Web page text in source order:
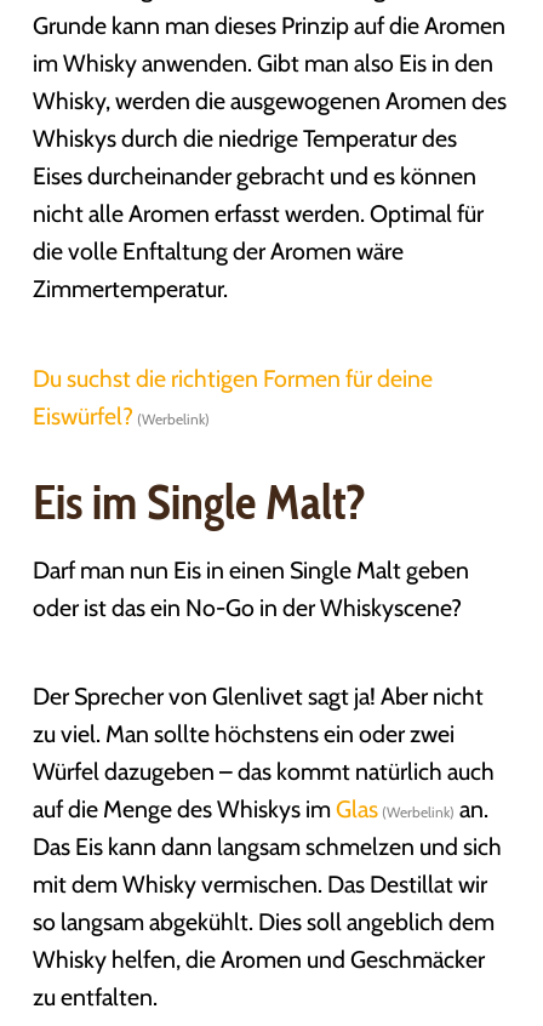
Grunde kann man dieses Prinzip auf die Aromen
im Whisky anwenden. Gibt man also Eis in den
Whisky, werden die ausgewogenen Aromen des
Whiskys durch die niedrige Temperatur des
Eises durcheinander gebracht und es können
nicht alle Aromen erfasst werden. Optimal für
die volle Enftaltung der Aromen wäre
Zimmertemperatur.
Du suchst die richtigen Formen für deine
Eiswürfel?
Eis im Single Malt?
Darf man nun Eis in einen Single Malt geben
oder ist das ein No-Go in der Whiskyscene?
Der Sprecher von Glenlivet sagt ja! Aber nicht
zu viel. Man sollte höchstens ein oder zwei
Würfel dazugeben – das kommt natürlich auch
auf die Menge des Whiskys imGlas
an.
Das Eis kann dann langsam schmelzen und sich
mit dem Whisky vermischen. Das Destillat wir
so langsam abgekühlt. Dies soll angeblich dem
Whisky helfen, die Aromen und Geschmäcker
zu entfalten.